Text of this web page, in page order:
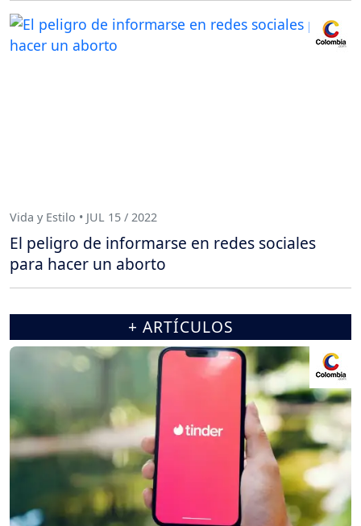
Vida y Estilo • JUL 15 / 2022
El peligro de informarse en redes sociales
para hacer un aborto
+ ARTÍCULOS